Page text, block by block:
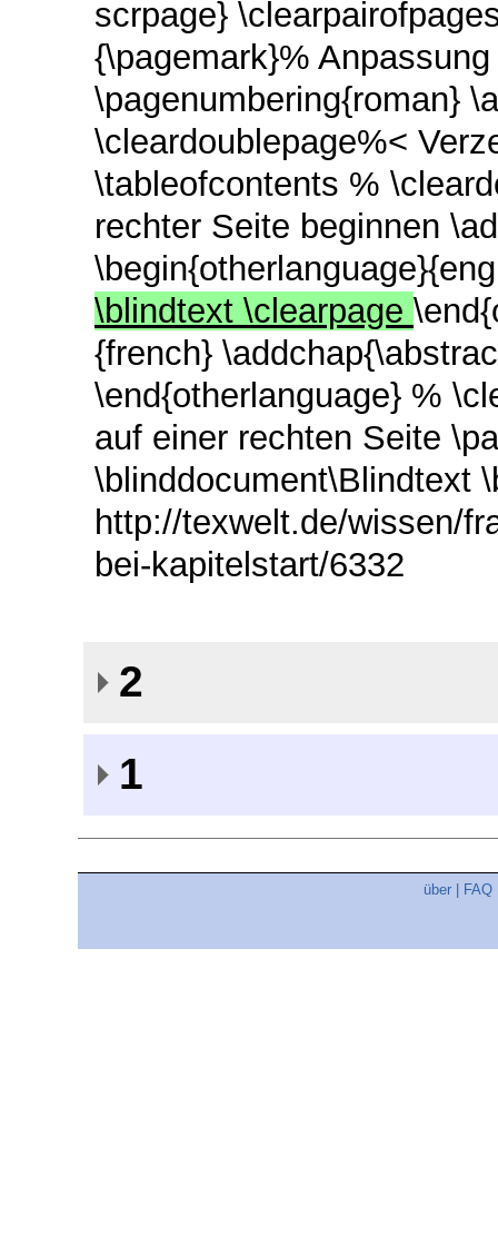
scrpage}
{\pagemark}%
\pagenumbering{roman}
\cleardoublepage%<
\tableofcontents %
rechter Seite beginnen
\blindtext \clearpage
{french}
\end{otherlanguage} %
auf einer rechten Seite
\blinddocument\Blindtext
http://texwelt.de/wissen/
bei-kapitelstart/6332
2
1
über FAQ